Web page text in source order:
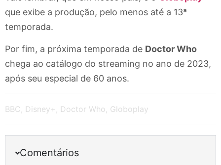
que exibe a produção, pelo menos até a 13ª
temporada.
Por fim, a próxima temporada de Doctor Who
chega ao catálogo do streaming no ano de 2023,
após seu especial de 60 anos.
BBC , Disney+ , Doctor Who , Globoplay
Comentários